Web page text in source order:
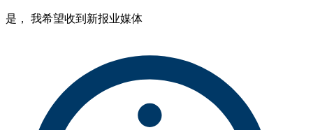
是， 我希望收到新报业媒体